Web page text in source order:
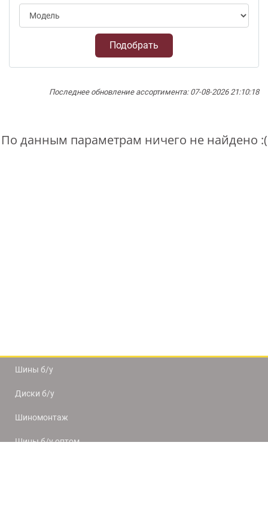
Подобрать
Последнее обновление ассортимента: 07-08-2026 21:10:18
По данным параметрам ничего не найдено :(
Шины б/у
Диски б/у
Шиномонтаж
Шины б/у оптом